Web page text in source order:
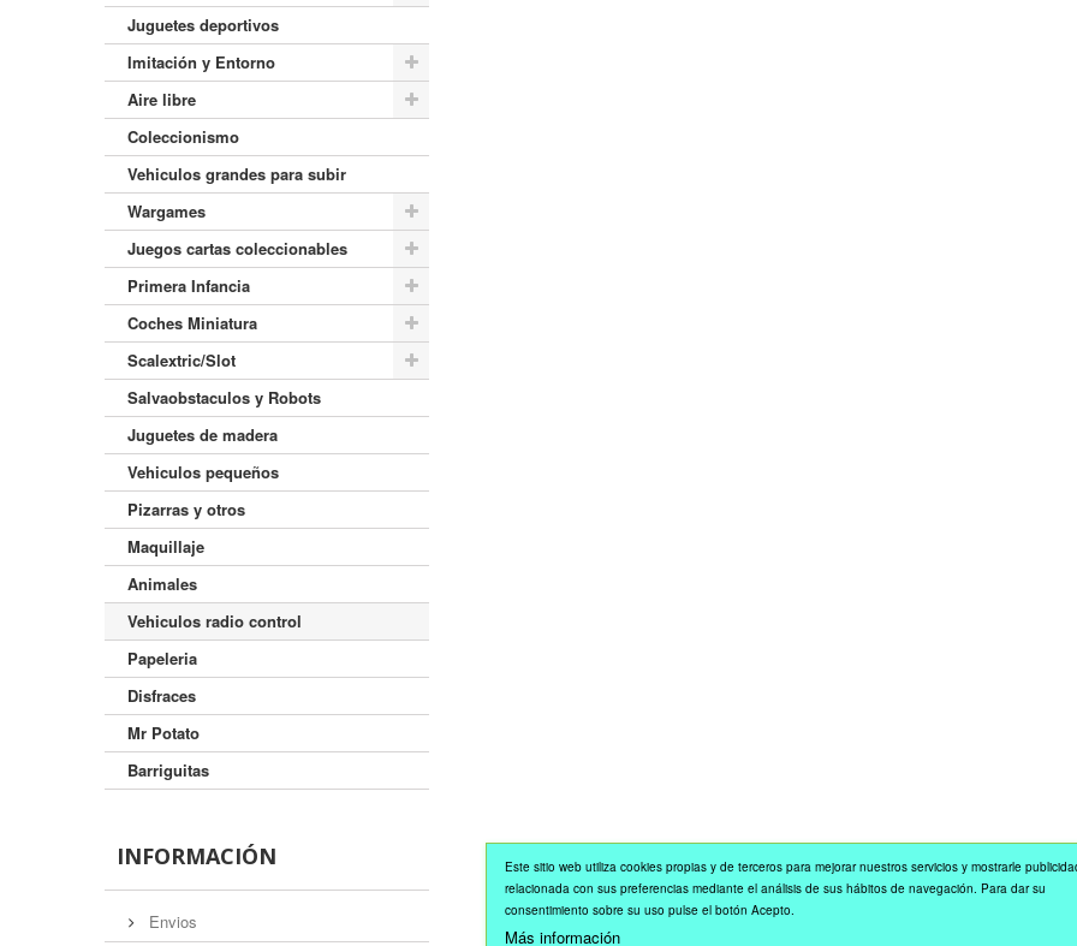
Juguetes deportivos
Imitación y Entorno
Aire libre
Coleccionismo
Vehiculos grandes para subir
Wargames
Juegos cartas coleccionables
Primera Infancia
Coches Miniatura
Scalextric/Slot
Salvaobstaculos y Robots
Juguetes de madera
Vehiculos pequeños
Pizarras y otros
Maquillaje
Animales
Vehiculos radio control
Papeleria
Disfraces
Mr Potato
Barriguitas
INFORMACIÓN
Envios
Este sitio web utiliza cookies propias y de terceros para mejorar nuestros servicios y mostrarle
relacionada con sus preferencias mediante el análisis de sus hábitos de navegación. Para dar su
consentimiento sobre su uso pulse el botón Acepto.
Más información